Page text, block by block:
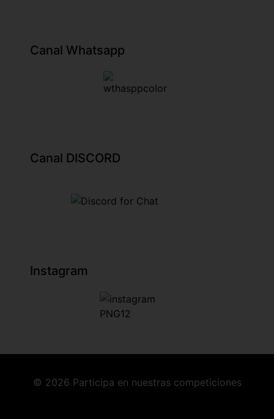
Canal Whatsapp
Canal DISCORD
Instagram
© 2026 Participa en nuestras competiciones